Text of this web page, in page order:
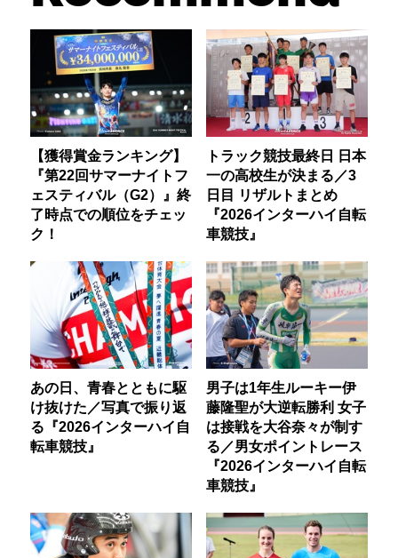
【獲得賞金ランキング】
『第22回サマーナイトフ
ェスティバル（G2）』終
了時点での順位をチェッ
ク！
トラック競技最終日 日本
一の高校生が決まる／3
日目 リザルトまとめ
『2026インターハイ自転
車競技』
あの日、青春とともに駆
け抜けた／写真で振り返
る『2026インターハイ自
転車競技』
男子は1年生ルーキー伊
藤隆聖が大逆転勝利 女子
は接戦を大谷奈々が制す
る／男女ポイントレース
『2026インターハイ自転
車競技』